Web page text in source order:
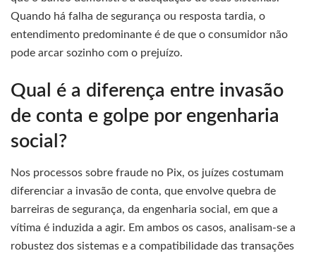
Quando há falha de segurança ou resposta tardia, o
entendimento predominante é de que o consumidor não
pode arcar sozinho com o prejuízo.
Qual é a diferença entre invasão
de conta e golpe por engenharia
social?
Nos processos sobre fraude no Pix, os juízes costumam
diferenciar a invasão de conta, que envolve quebra de
barreiras de segurança, da engenharia social, em que a
vítima é induzida a agir. Em ambos os casos, analisam-se a
robustez dos sistemas e a compatibilidade das transações